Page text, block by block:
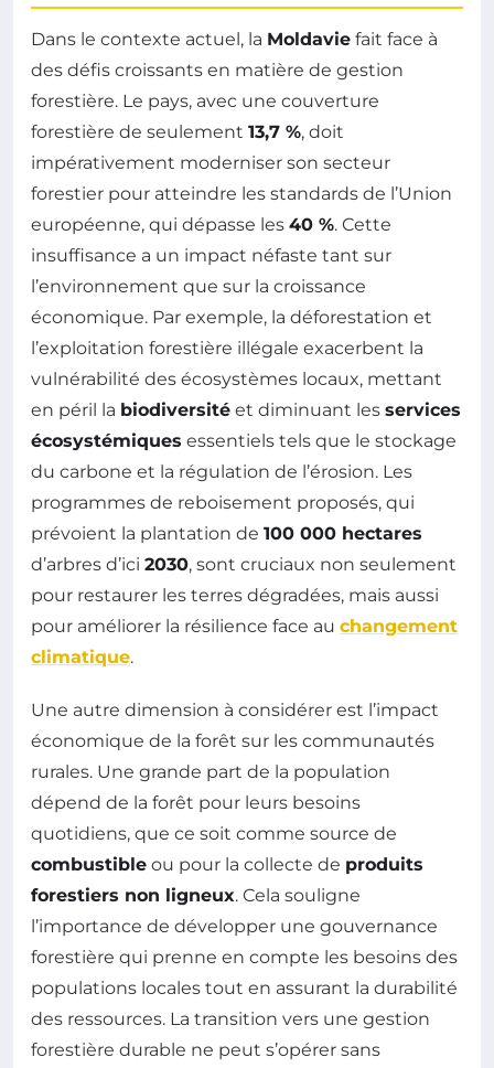
Dans le contexte actuel, la Moldavie fait face à
des défis croissants en matière de gestion
forestière. Le pays, avec une couverture
forestière de seulement 13,7 %, doit
impérativement moderniser son secteur
forestier pour atteindre les standards de l’Union
européenne, qui dépasse les 40 %. Cette
insuffisance a un impact néfaste tant sur
l’environnement que sur la croissance
économique. Par exemple, la déforestation et
l’exploitation forestière illégale exacerbent la
vulnérabilité des écosystèmes locaux, mettant
en péril la biodiversité et diminuant les services
écosystémiques essentiels tels que le stockage
du carbone et la régulation de l’érosion. Les
programmes de reboisement proposés, qui
prévoient la plantation de 100 000 hectares
d’arbres d’ici 2030, sont cruciaux non seulement
pour restaurer les terres dégradées, mais aussi
pour améliorer la résilience face au changement
climatique.
Une autre dimension à considérer est l’impact
économique de la forêt sur les communautés
rurales. Une grande part de la population
dépend de la forêt pour leurs besoins
quotidiens, que ce soit comme source de
combustible ou pour la collecte de produits
forestiers non ligneux. Cela souligne
l’importance de développer une gouvernance
forestière qui prenne en compte les besoins des
populations locales tout en assurant la durabilité
des ressources. La transition vers une gestion
forestière durable ne peut s’opérer sans